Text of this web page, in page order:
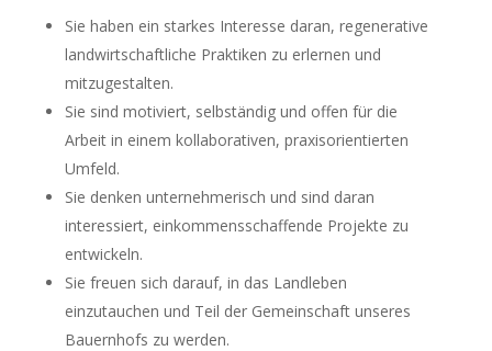
Sie haben ein starkes Interesse daran, regenerative
landwirtschaftliche Praktiken zu erlernen und
mitzugestalten.
Sie sind motiviert, selbständig und offen für die
Arbeit in einem kollaborativen, praxisorientierten
Umfeld.
Sie denken unternehmerisch und sind daran
interessiert, einkommensschaffende Projekte zu
entwickeln.
Sie freuen sich darauf, in das Landleben
einzutauchen und Teil der Gemeinschaft unseres
Bauernhofs zu werden.